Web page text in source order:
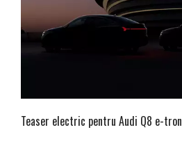
Teaser electric pentru Audi Q8 e-tron